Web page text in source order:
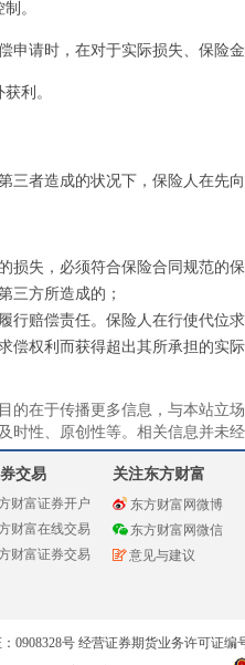
。
申请时，在对于实际损失、保险
利。
三者造成的状况下，保险人在先
损失，必须符合保险合同规范的
三方所造成的；
行赔偿责任。保险人在行使代位
偿权利而获得超出其所承担的实
的在于传播更多信息，与本站立
时性、原创性等。相关信息并未
交易
财富证券开户
财富在线交易
财富证券交易
关注东方财富
东方财富网微博
东方财富网微信
意见与建议
0908328号 经营证券期货业务许可证编